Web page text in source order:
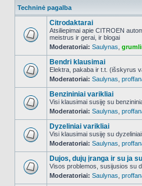
Techninė pagalba
NO_UNREAD_POSTS
Citrodaktarai
Atsiliepimai apie CITROEN
meistrus ir gerai, ir blogai
Moderatoriai: Saulynas
NO_UNREAD_POSTS
Bendri klausimai
Elektra, pakaba ir t.t. (išskyrus
Moderatoriai: Saulynas
NO_UNREAD_POSTS
Benzininiai varikliai
Visi klausimai susiję su
Moderatoriai: Saulynas
NO_UNREAD_POSTS
Dyzeliniai varikliai
Visi klausimai susiję su
Moderatoriai: Saulynas
NO_UNREAD_POSTS
Dujos, dujų įranga ir su ja
Visos problemos, susijusios su
Moderatoriai: Saulynas